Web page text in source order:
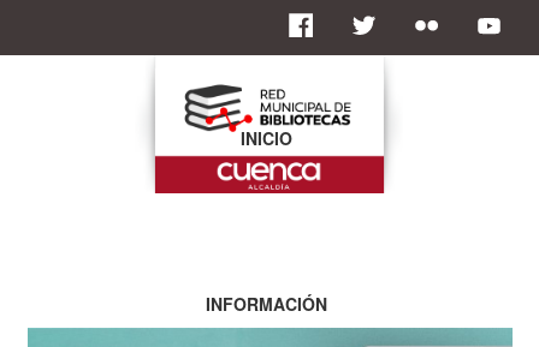
INICIO
INFORMACIÓN